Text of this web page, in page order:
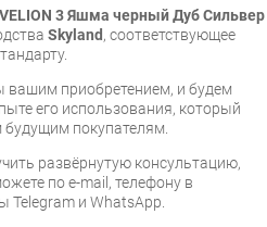
3 Яшма черный Дуб Сильвер
Skyland, соответствующее
вашим приобретением, и будем
его использования, который
покупателям.
развёрнутую консультацию,
по e-mail, телефону в
Telegram и WhatsApp.